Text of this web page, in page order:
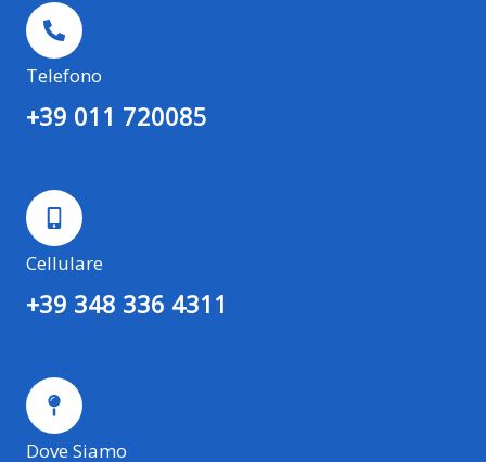
Telefono
+39 011 720085
Cellulare
+39 348 336 4311
Dove Siamo